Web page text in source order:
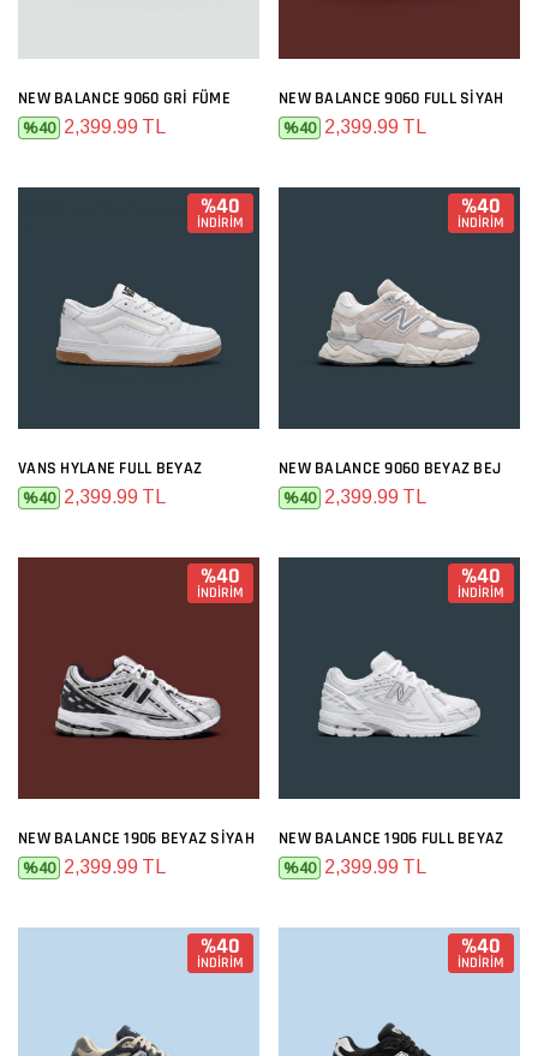
NEW BALANCE 9060 GRI FÜME
%40 2,399.99 TL
NEW BALANCE 9060 FULL SIYAH
%40 2,399.99 TL
%40
İNDİRİM
VANS HYLANE FULL BEYAZ
%40 2,399.99 TL
%40
İNDİRİM
NEW BALANCE 9060 BEYAZ BEJ
%40 2,399.99 TL
%40
İNDİRİM
NEW BALANCE 1906 BEYAZ SIYAH
%40 2,399.99 TL
%40
İNDİRİM
NEW BALANCE 1906 FULL BEYAZ
%40 2,399.99 TL
%40
İNDİRİM
%40
İNDİRİM